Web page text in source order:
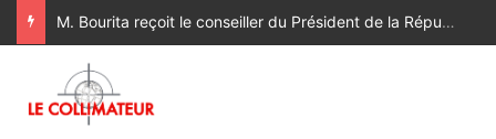
M. Bourita reçoit le conseiller du Président de la République de Roumanie, porteur d’un message adressé à SM le Roi